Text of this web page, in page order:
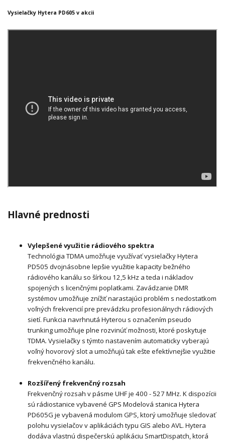
Vysielačky Hytera PD605 v akcii
Hlavné prednosti
Vylepšené využitie rádiového spektra
Technológia TDMA umožňuje využívať vysielačky Hytera
PD505 dvojnásobne lepšie využitie kapacity bežného
rádiového kanálu so šírkou 12,5 kHz a teda i nákladov
spojených s licenčnými poplatkami. Zavádzanie DMR
systémov umožňuje znížiť narastajúci problém s nedostatkom
voľných frekvencií pre prevádzku profesionálnych rádiových
sietí. Funkcia navrhnutá Hyterou s označením pseudo
trunking umožňuje plne rozvinúť možnosti, ktoré poskytuje
TDMA. Vysielačky s týmto nastavením automaticky vyberajú
voľný hovorový slot a umožňujú tak ešte efektívnejšie využitie
frekvenčného kanálu.
Rozšířený frekvenčný rozsah
Frekvenčný rozsah v pásme UHF je 400 - 527 MHz. K dispozícii
sú rádiostanice vybavené GPS Modelová stanica Hytera
PD605G je vybavená modulom GPS, ktorý umožňuje sledovať
polohu vysielačov v aplikáciách typu GIS alebo AVL. Hytera
dodáva vlastnú dispečerskú aplikáciu SmartDispatch, ktorá